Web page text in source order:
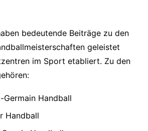
bedeutende Beiträge zu den
geleistet
im Sport etabliert. Zu den
Germain Handball
Handball